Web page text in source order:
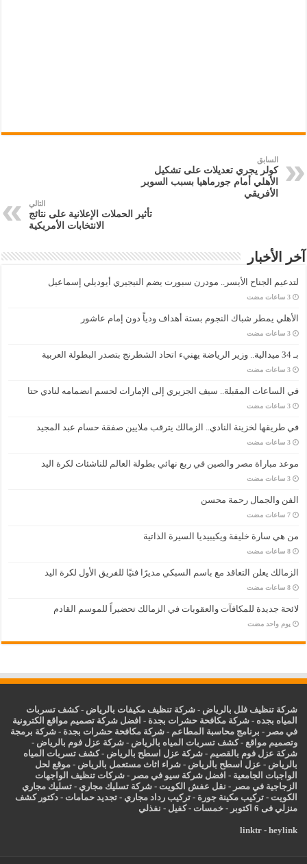
السابق
كولر يجري تعديلات على تشكيل
الأهلي أمام جورماهيا بسبب السوبر
الأفريقي
التالي
تأثير الحملات الإعلانية على نتائج
الانتخابات الأمريكية
آخر الأخبار
لتدعيم الجناح الأيسر.. مودرن سبورت يضم النيجيري أيوديلي إسماعيل
‏3 ساعات مضت
الأهلي يمطر شباك النجوم بستة أهداف ودياً دون إمام عاشور
‏3 ساعات مضت
بـ 34 ميدالية.. وزير الرياضة يهنيء اتحاد الشطرنج بتصدر البطولة العربية
‏3 ساعات مضت
في الساعات المقبلة.. سيف الجزيري إلى الإمارات لحسم انضمامه لنادي حتا
‏3 ساعات مضت
في طريقها لخزينة النادي.. الزمالك يترقب ملايين صفقة حسام عبد المجيد
‏3 ساعات مضت
موعد مباراة مصر والصين في ربع نهائي بطولة العالم للناشئات لكرة اليد
‏3 ساعات مضت
الفن والجمال رحمة محسن
‏7 ساعات مضت
من هي سارة خليفة ويكيبيديا السيرة الذاتية
‏8 ساعات مضت
الزمالك يعلن التعاقد مع باسم السبكي مديرًا فنيًا للفريق الأول لكرة اليد
‏8 ساعات مضت
لائحة جديدة للمكافآت والعقوبات في الزمالك تحضيراً للموسم القادم
‏يوم واحد مضت
شركة تنظيف فلل بالرياض -شركة تنظيف مكيفات بالرياض -كشف تسربات
المياه بجده -شركة مكافحة حشرات بجدة - افضل شركة تصميم مواقع الكترونية
في مصر - برنامج محاسبة المطاعم -شركة مكافحة حشرات بجدة -شركة برمجة
وتصميم مواقع -كشف تسربات المياه بالرياض -شركة عزل فوم بالرياض -
شركة عزل فوم بالقصيم -شركة عزل اسطح بالرياض -كشف تسربات المياه
بالرياض - عزل اسطح بالرياض -شراء اثاث مستعمل بالرياض - موقع لحل
الواجبات الجامعية - افضل شركة سيو في مصر -شركات تنظيف الواجهات
الزجاجية في مصر - نقل عفش الكويت -شركة تسليك مجاري -تسليك مجاري
الكويت -تركيب مكينة جورة -تركيب رداد مجاري -تجديد حمامات -دكتور كشف
منزلي فى 6 اكتوبر
-خمسات -كفيل - نفذلي
linktr- heylink